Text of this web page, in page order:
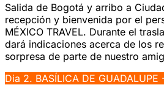
Salida de Bogotá y arribo a
recepción y bienvenida por el
MÉXICO TRAVEL. Durante el
dará indicaciones acerca de los
sorpresa de parte de nuestro
Dia 2. BASÍLICA DE GUADALUPE